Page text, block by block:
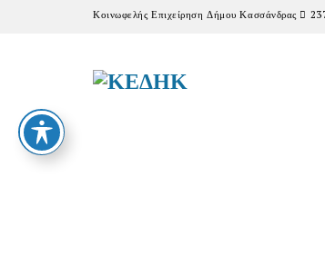
Κοινωφελής Επιχείρηση Δήμου Κασσάνδρας